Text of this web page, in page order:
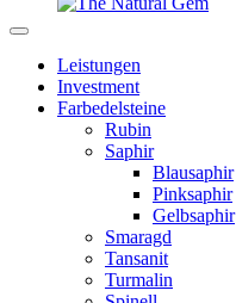
Leistungen
Investment
Farbedelsteine
Rubin
Saphir
Blausaphir
Pinksaphir
Gelbsaphir
Smaragd
Tansanit
Turmalin